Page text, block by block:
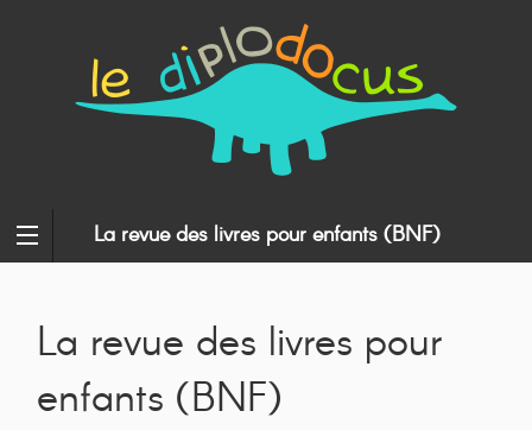
La revue des livres pour enfants (BNF)
La revue des livres pour
enfants (BNF)